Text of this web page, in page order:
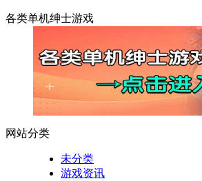
各类单机绅士游戏
网站分类
未分类
游戏资讯